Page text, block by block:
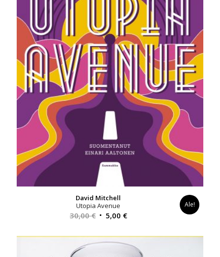
David Mitchell
Utopia Avenue
30,00€ Alkuperäinen
oli:
5,00 €Nykyinen
on:
5,00 €.
Ale!